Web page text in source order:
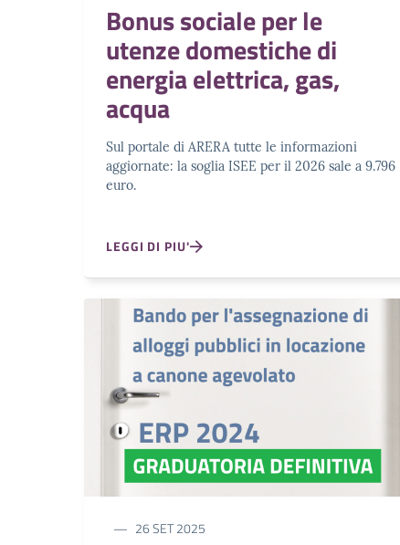
Bonus sociale per le
utenze domestiche di
energia elettrica, gas,
acqua
Sul portale di ARERA tutte le informazioni
aggiornate: la soglia ISEE per il 2026 sale a 9.796
euro.
LEGGI DI PIU'
26 SET 2025